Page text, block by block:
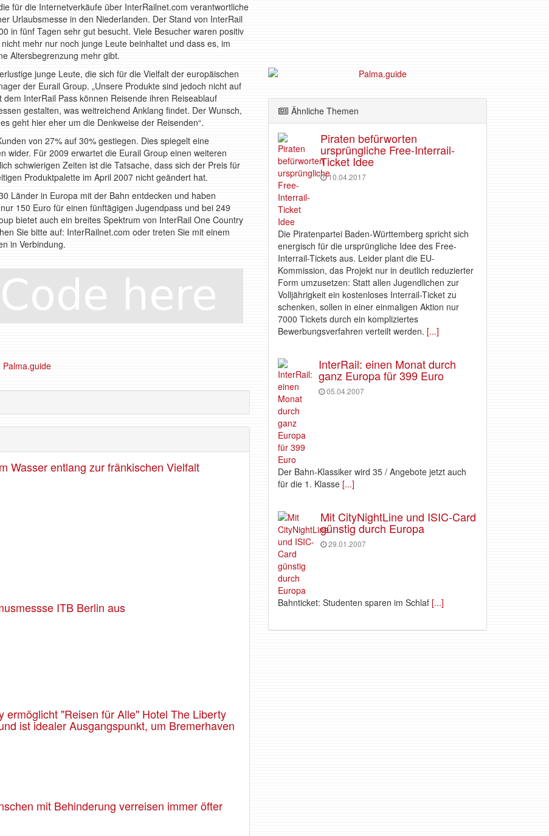
für die Internetverkäufe über InterRailnet.com verantwortliche
Urlaubsmesse in den Niederlanden. Der Stand von InterRail
in fünf Tagen sehr gut besucht. Viele Besucher waren positiv
mehr nur noch junge Leute beinhaltet und dass es, im
Altersbegrenzung mehr gibt.
junge Leute, die sich für die Vielfalt der europäischen
der Eurail Group. „Unsere Produkte sind jedoch nicht auf
InterRail Pass können Reisende ihren Reiseablauf
gestalten, was weitreichend Anklang findet. Der Wunsch,
geht hier eher um die Denkweise der Reisenden“.
von 27% auf 30% gestiegen. Dies spiegelt eine
wider. Für 2009 erwartet die Eurail Group einen weiteren
schwierigen Zeiten ist die Tatsache, dass sich der Preis für
Produktpalette im April 2007 nicht geändert hat.
Länder in Europa mit der Bahn entdecken und haben
150 Euro für einen fünftägigen Jugendpass und bei 249
bietet auch ein breites Spektrum von InterRail One Country
Sie bitte auf: InterRailnet.com oder treten Sie mit einem
in Verbindung.
Wasser entlang zur fränkischen Vielfalt
ITB Berlin aus
ermöglicht "Reisen für Alle" Hotel The Liberty
ist idealer Ausgangspunkt, um Bremerhaven
mit Behinderung verreisen immer öfter
Ähnliche Themen
Piraten befürworten
ursprüngliche Free-Interrail-
Ticket Idee
10.04.2017
Die Piratenpartei Baden-Württemberg spricht sich
energisch für die ursprüngliche Idee des Free-
Interrail-Tickets aus. Leider plant die EU-
Kommission, das Projekt nur in deutlich reduzierter
Form umzusetzen: Statt allen Jugendlichen zur
Volljährigkeit ein kostenloses Interrail-Ticket zu
schenken, sollen in einer einmaligen Aktion nur
7000 Tickets durch ein kompliziertes
Bewerbungsverfahren verteilt werden. [...]
InterRail: einen Monat durch
ganz Europa für 399 Euro
05.04.2007
Der Bahn-Klassiker wird 35 / Angebote jetzt auch
für die 1. Klasse [...]
Mit CityNightLine und ISIC-Card
günstig durch Europa
29.01.2007
Bahnticket: Studenten sparen im Schlaf [...]